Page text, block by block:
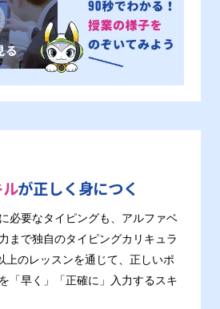
が正しく身につく
必要なタイピングも、アルファベ
まで独自のタイピングカリキュラ
上のレッスンを通じて、正しいポ
「早く」「正確に」入力するスキ